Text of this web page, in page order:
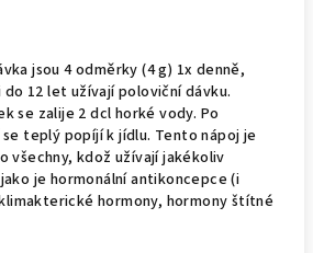
jsou 4 odměrky (4 g) 1x denně,
12 let užívají poloviční dávku.
se zalije 2 dcl horké vody. Po
teplý popíjí k jídlu. Tento nápoj je
všechny, kdož užívají jakékoliv
je hormonální antikoncepce (i
hormony, hormony štítné